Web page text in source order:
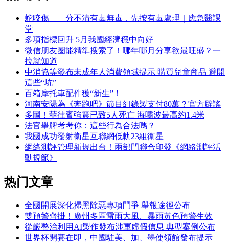
蛇咬傷——分不清有毒無毒，先按有毒處理｜應急醫課
堂
多項指標回升 5月我國經濟穩中向好
微信朋友圈能精準搜索了！哪年哪月分享欲最旺盛？一
拉就知道
中消協等發布未成年人消費領域提示 購買兒童商品 避開
這些“坑”
百箱摩托車配件獲“新生”！
河南安陽為《奔跑吧》節目組錄製支付80萬？官方辟謠
多圖！菲律賓強震已致5人死亡 海嘯波最高約1.4米
法官舉牌考考你：這些行為合法嗎？
我國成功發射衛星互聯網低軌23組衛星
網絡測評管理新規出台！兩部門聯合印發《網絡測評活
動規範》
热门文章
全國開展深化掃黑除惡專項鬥爭 舉報途徑公布
雙預警齊掛！廣州多區雷雨大風、暴雨黃色預警生效
從嚴整治利用AI製作發布涉軍虛假信息 典型案例公布
世界杯開賽在即，中國駐美、加、墨使領館發布提示